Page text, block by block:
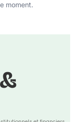
moment.